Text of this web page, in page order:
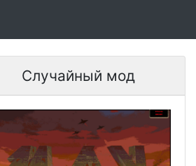
Случайный мод